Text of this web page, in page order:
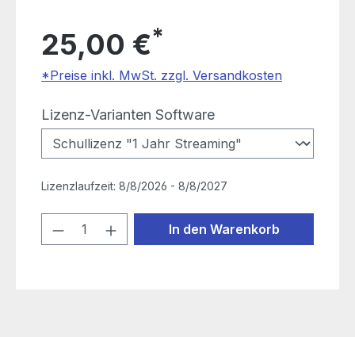
25,00 €*
*Preise inkl. MwSt. zzgl. Versandkosten
Lizenz-Varianten Softwareauswählen
Lizenzlaufzeit:8/8/2026 - 8/8/2027
Produkt Anzahl: Gib den
In den Warenkorb